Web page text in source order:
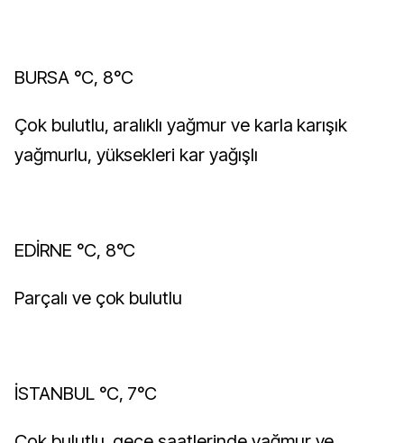
BURSA °C, 8°C
Çok bulutlu, aralıklı yağmur ve karla karışık
yağmurlu, yüksekleri kar yağışlı
EDİRNE °C, 8°C
Parçalı ve çok bulutlu
İSTANBUL °C, 7°C